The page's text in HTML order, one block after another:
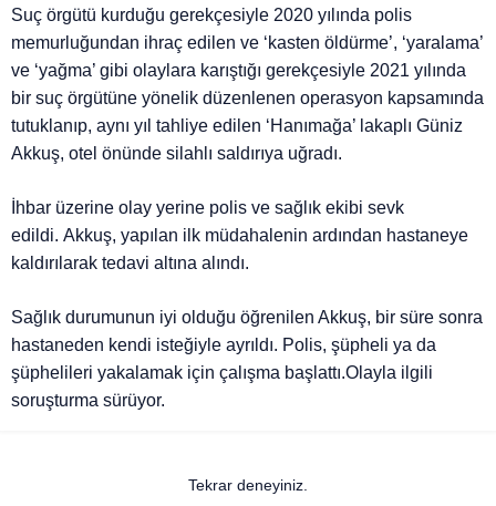
Suç örgütü kurduğu gerekçesiyle 2020 yılında polis
memurluğundan ihraç edilen ve ‘kasten öldürme’, ‘yaralama’
ve ‘yağma’ gibi olaylara karıştığı gerekçesiyle 2021 yılında
bir suç örgütüne yönelik düzenlenen operasyon kapsamında
tutuklanıp, aynı yıl tahliye edilen ‘Hanımağa’ lakaplı Güniz
Akkuş, otel önünde silahlı saldırıya uğradı.
İhbar üzerine olay yerine polis ve sağlık ekibi sevk
edildi. Akkuş, yapılan ilk müdahalenin ardından hastaneye
kaldırılarak tedavi altına alındı.
Sağlık durumunun iyi olduğu öğrenilen Akkuş, bir süre sonra
hastaneden kendi isteğiyle ayrıldı. Polis, şüpheli ya da
şüphelileri yakalamak için çalışma başlattı.Olayla ilgili
soruşturma sürüyor.
Tekrar deneyiniz.